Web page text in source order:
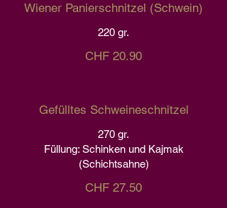
Wiener Panierschnitzel (Schwein)
220 gr.
CHF 20.90
Gefülltes Schweineschnitzel
270 gr.
Füllung: Schinken und Kajmak
(Schichtsahne)
CHF 27.50